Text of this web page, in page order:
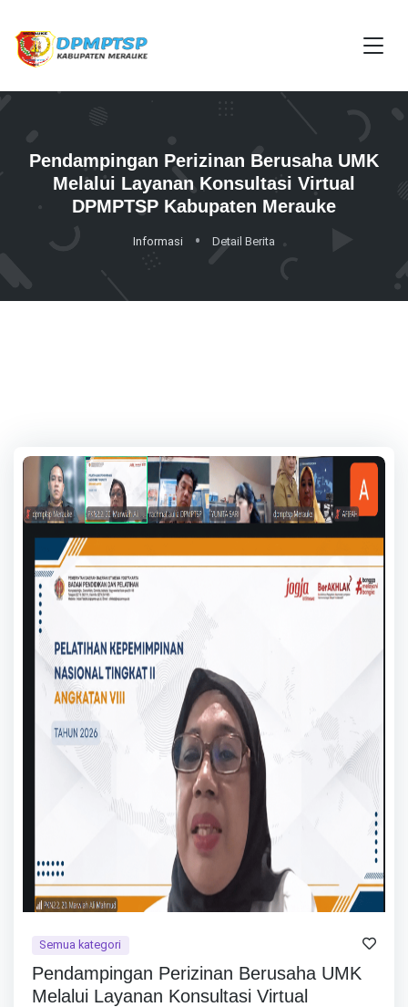
Pendampingan Perizinan Berusaha UMK
Melalui Layanan Konsultasi Virtual
DPMPTSP Kabupaten Merauke
Informasi Detail Berita
Semua kategori
Pendampingan Perizinan Berusaha UMK
Melalui Layanan Konsultasi Virtual